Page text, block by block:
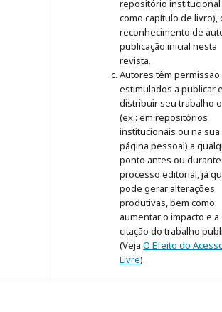
repositório institucional
como capítulo de livro),
reconhecimento de
publicação inicial nesta
revista.
Autores têm permissão
estimulados a publicar e
distribuir seu trabalho
(ex.: em repositórios
institucionais ou na sua
página pessoal) a
ponto antes ou
processo editorial, já
pode gerar alterações
produtivas, bem como
aumentar o impacto e a
citação do trabalho
(Veja O Efeito do
Livre).